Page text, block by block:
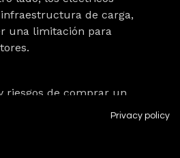
de carga,
una limitación para
riesgos de comprar un
actualidad
Privacy policy